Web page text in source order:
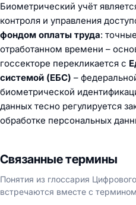
Биометрический учёт
контроля и управления
фондом оплаты труда:
отработанном времени –
госсекторе перекликается с
системой (ЕБС) –
биометрической
данных тесно регулируется
обработке персональных
Связанные термины
Понятия из глоссария
встречаются вместе с